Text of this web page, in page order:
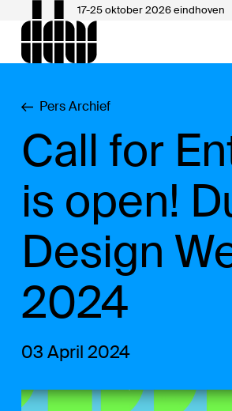
17-25 oktober 2026 eindhoven
Pers Archief
Call for
is open!
Design
2024
03 April 2024